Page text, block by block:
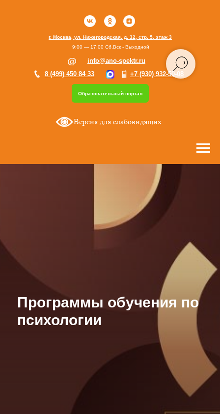
Образовательный портал
г. Москва, ул. Нижегородская, д. 32, стр. 5, этаж 3
+7 (930) 932-50-08
8 (499) 450 84 33
info@ano-spektr.ru
9:00 — 17:00 Сб,Вск - Выходной
Версия для слабовидящих
Программы обучения по
психологии